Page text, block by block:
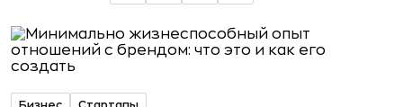
Бизнес Стартапы